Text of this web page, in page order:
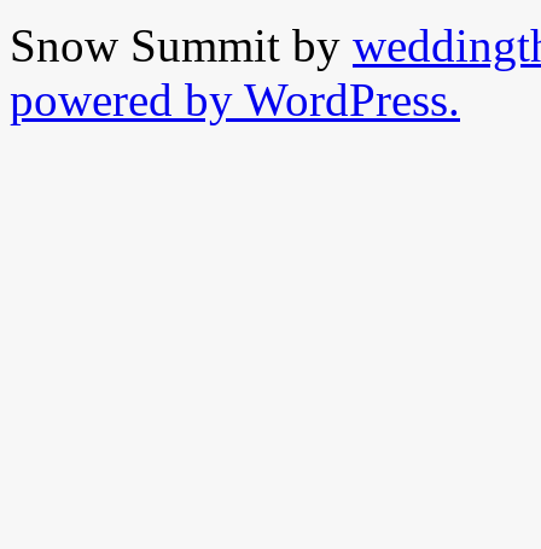
Snow Summit by
powered by WordPress.